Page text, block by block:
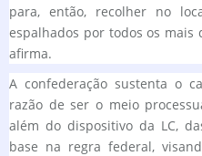
para, então, recolher no
espalhados por todos os mais
afirma.
A confederação sustenta o
razão de ser o meio
além do dispositivo da LC,
base na regra federal,